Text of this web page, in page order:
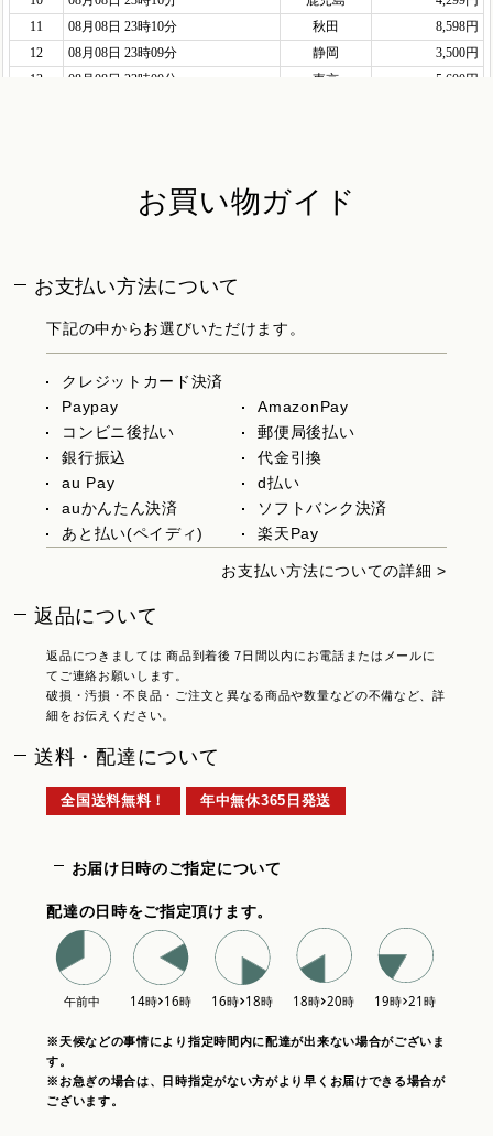
お買い物ガイド
お支払い方法について
下記の中からお選びいただけます。
クレジットカード決済
Paypay
AmazonPay
コンビニ後払い
郵便局後払い
銀行振込
代金引換
au Pay
d払い
auかんたん決済
ソフトバンク決済
あと払い(ペイディ)
楽天Pay
お支払い方法についての詳細 >
返品について
返品につきましては 商品到着後 7日間以内にお電話またはメールに
てご連絡お願いします。
破損・汚損・不良品・ご注文と異なる商品や数量などの不備など、詳
細をお伝えください。
送料・配達について
全国送料無料！ 年中無休365日発送
お届け日時のご指定について
配達の日時をご指定頂けます。
※天候などの事情により指定時間内に配達が出来ない場合がございま
す。
※お急ぎの場合は、日時指定がない方がより早くお届けできる場合が
ございます。